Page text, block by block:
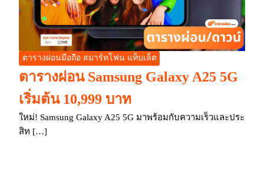
ตารางผ่อนมือถือ สมาร์ทโฟน แท็บเล็ต
ตารางผ่อน Samsung Galaxy A25 5G
เริ่มต้น 10,999 บาท
ใหม่! Samsung Galaxy A25 5G มาพร้อมกับความเร็วและประ
สิท […]